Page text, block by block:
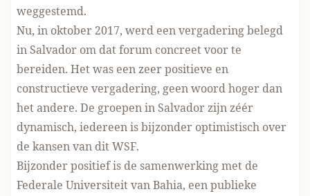
weggestemd.
Nu, in oktober 2017, werd een vergadering belegd
in Salvador om dat forum concreet voor te
bereiden. Het was een zeer positieve en
constructieve vergadering, geen woord hoger dan
het andere. De groepen in Salvador zijn zéér
dynamisch, iedereen is bijzonder optimistisch over
de kansen van dit WSF.
Bijzonder positief is de samenwerking met de
Federale Universiteit van Bahia, een publieke